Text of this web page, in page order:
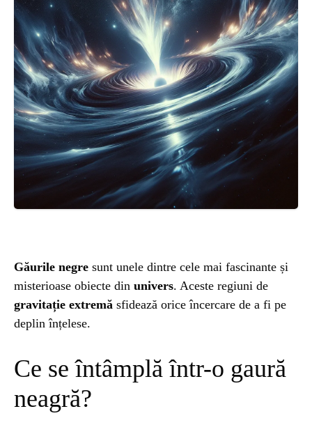
Găurile negre sunt unele dintre cele mai fascinante și
misterioase obiecte din univers. Aceste regiuni de
gravitație extremă sfidează orice încercare de a fi pe
deplin înțelese.
Ce se întâmplă într-o gaură
neagră?
ISTORIE
NATURĂ
STIRI
ȘTIINȚA
ANIMALE
OAMENI
INSTALEAZ
A
APLICATIA